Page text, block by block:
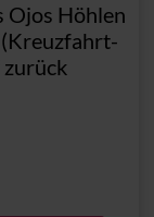
Ojos Höhlen